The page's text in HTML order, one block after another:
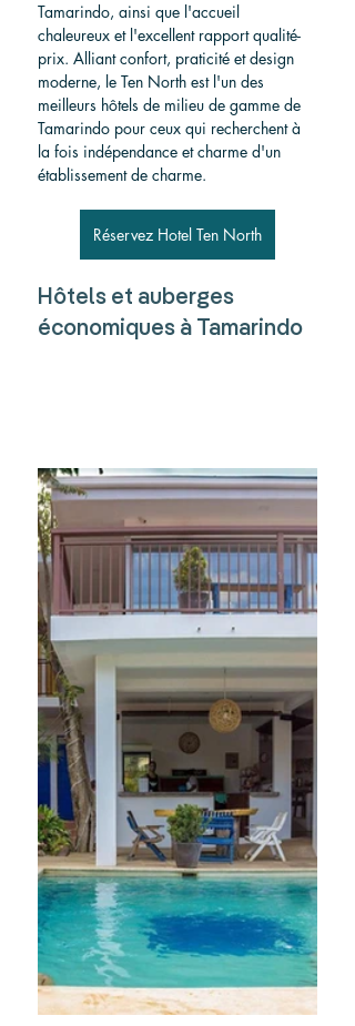
Tamarindo, ainsi que l'accueil
chaleureux et l'excellent rapport qualité-
prix. Alliant confort, praticité et design
moderne, le Ten North est l'un des
meilleurs hôtels de milieu de gamme de
Tamarindo pour ceux qui recherchent à
la fois indépendance et charme d'un
établissement de charme.
Réservez Hotel Ten North
Hôtels et auberges
économiques à Tamarindo